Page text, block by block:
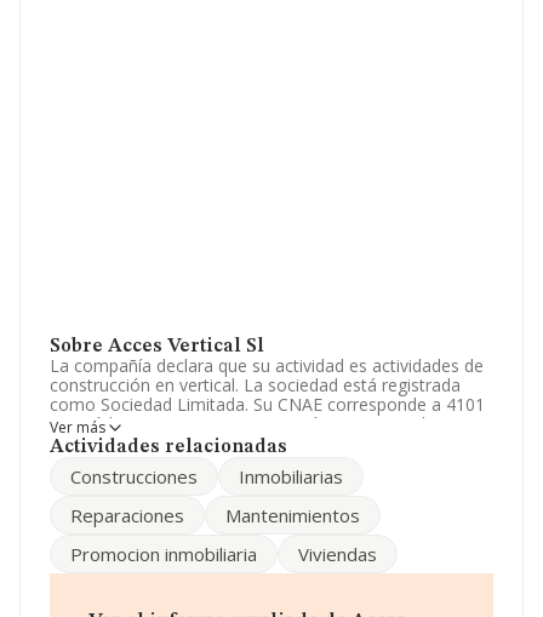
Sobre Acces Vertical Sl
La compañía declara que su actividad es actividades de
construcción en vertical. La sociedad está registrada
como Sociedad Limitada. Su CNAE corresponde a 4101
con código '%cnae%'. La compañía es importadora.
en cuenta la información disponible en INFORMA, ha
media de sector.
Acerca de la información en los distintos rankings: la
compañía ha escalado 221 puestos en el ranking
Ver más
Actividades relacionadas
Construcciones
Inmobiliarias
Reparaciones
Mantenimientos
Promocion inmobiliaria
Viviendas